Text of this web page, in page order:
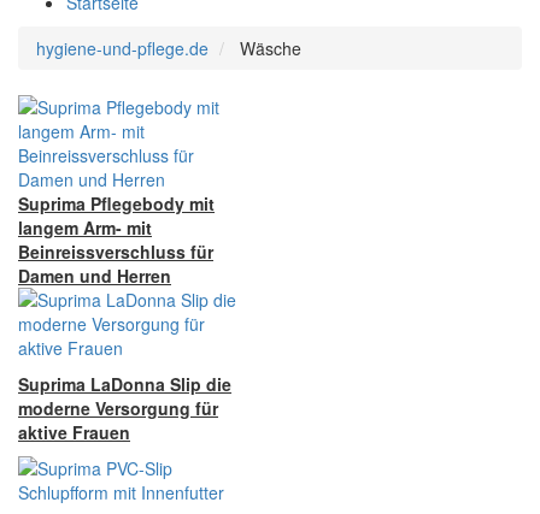
hygiene-und-pflege.de
Wäsche
Suprima Pflegebody mit
langem Arm- mit
Beinreissverschluss für
Damen und Herren
Suprima LaDonna Slip die
moderne Versorgung für
aktive Frauen